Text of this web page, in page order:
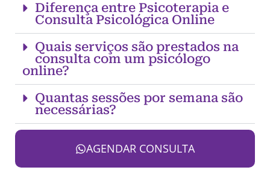
Diferença entre Psicoterapia e
Consulta Psicológica Online
Quais serviços são prestados na
consulta com um psicólogo
online?
Quantas sessões por semana são
necessárias?
AGENDAR CONSULTA